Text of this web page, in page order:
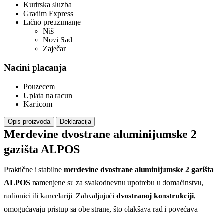
Kurirska sluzba
Gradim Express
Lično preuzimanje
Niš
Novi Sad
Zaječar
Nacini placanja
Pouzecem
Uplata na racun
Karticom
Opis proizvoda Deklaracija
Merdevine dvostrane aluminijumske 2
gazišta ALPOS
Praktične i stabilne merdevine dvostrane aluminijumske 2 gazišta
ALPOS namenjene su za svakodnevnu upotrebu u domaćinstvu,
radionici ili kancelariji. Zahvaljujući dvostranoj konstrukciji,
omogućavaju pristup sa obe strane, što olakšava rad i povećava